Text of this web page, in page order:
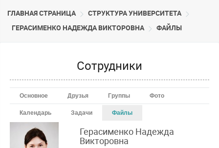
ГЛАВНАЯ СТРАНИЦА
CТРУКТУРА УНИВЕРСИТЕТА
ГЕРАСИМЕНКО НАДЕЖДА ВИКТОРОВНА
ФАЙЛЫ
Сотрудники
Основное Друзья Группы Фото
Календарь Задачи Файлы
Герасименко Надежда
Викторовна